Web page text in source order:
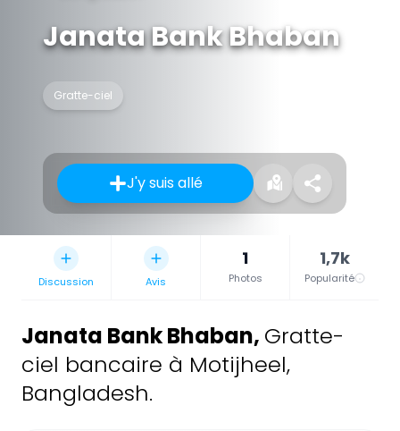
Janata Bank Bhaban
Gratte-ciel
J'y suis allé
Discussion Avis
1
Photos
1,7k
Popularité
Janata Bank Bhaban, Gratte-
ciel bancaire à Motijheel,
Bangladesh.